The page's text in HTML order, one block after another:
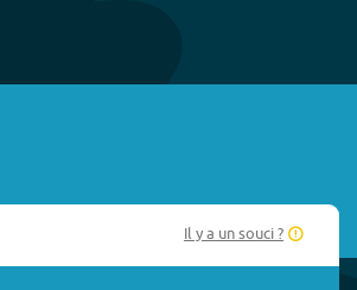
Il y a un souci ?